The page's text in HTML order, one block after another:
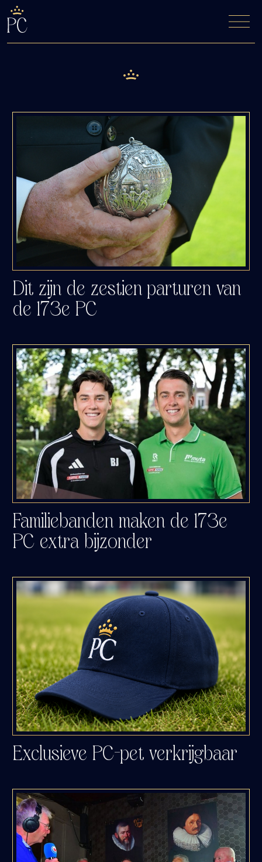
Kaartverkoop
Dit zijn de zestien parturen van
de 173e PC
Familiebanden maken de 173e
PC extra bijzonder
Exclusieve PC-pet verkrijgbaar